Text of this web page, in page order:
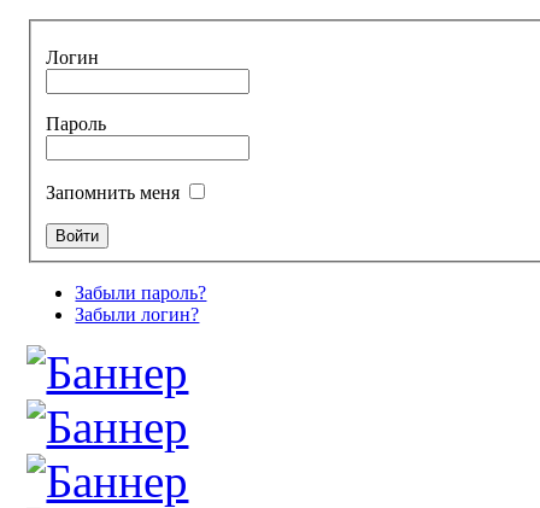
Логин
Пароль
Запомнить меня
Забыли пароль?
Забыли логин?